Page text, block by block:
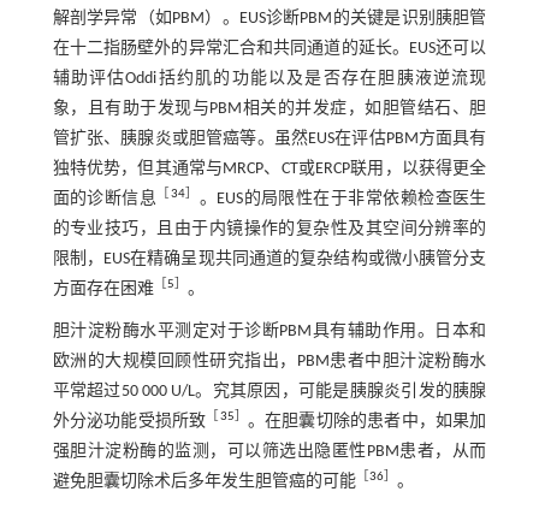
解剖学异常（如PBM）。EUS诊断PBM的关键是识别胰胆管
在十二指肠壁外的异常汇合和共同通道的延长。EUS还可以
辅助评估Oddi括约肌的功能以及是否存在胆胰液逆流现
象，且有助于发现与PBM相关的并发症，如胆管结石、胆
管扩张、胰腺炎或胆管癌等。虽然EUS在评估PBM方面具有
独特优势，但其通常与MRCP、CT或ERCP联用，以获得更全
面的诊断信息
［34］ 。EUS的局限性在于非常依赖检查医生
的专业技巧，且由于内镜操作的复杂性及其空间分辨率的
限制，EUS在精确呈现共同通道的复杂结构或微小胰管分支
方面存在困难［5］ 。
胆汁淀粉酶水平测定对于诊断PBM具有辅助作用。日本和
欧洲的大规模回顾性研究指出，PBM患者中胆汁淀粉酶水
平常超过50 000 U/L。究其原因，可能是胰腺炎引发的胰腺
外分泌功能受损所致 ［35］ 。在胆囊切除的患者中，如果加
强胆汁淀粉酶的监测，可以筛选出隐匿性PBM患者，从而
避免胆囊切除术后多年发生胆管癌的可能［36］ 。